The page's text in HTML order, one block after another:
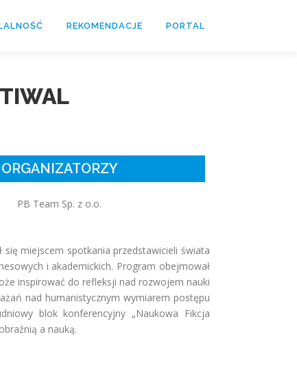
REKOMENDACJE PORTAL
ORGANIZATORZY
PB Team Sp. z o.o.
miejscem spotkania przedstawicieli świata
i akademickich. Program obejmował
inspirować do refleksji nad rozwojem nauki
nad humanistycznym wymiarem postępu
blok konferencyjny „Naukowa Fikcja
a nauką.